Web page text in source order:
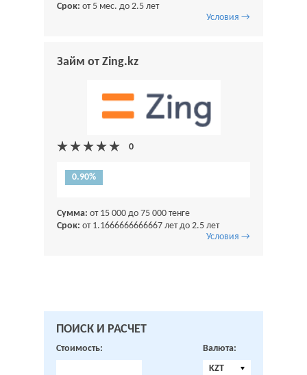
Срок: от 5 мес. до 2.5 лет
Условия →
Займ от Zing.kz
0.90%
Сумма: от 15 000 до 75 000 тенге
Срок: от 1.1666666666667 лет до 2.5 лет
Условия →
ПОИСК И РАСЧЕТ
Стоимость:
Валюта:
KZT